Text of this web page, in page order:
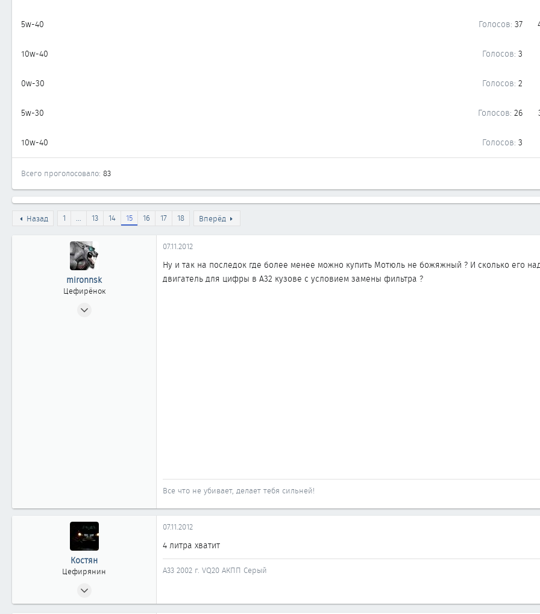
5w-40 Голосов: 37
10w-40 Голосов: 3
0w-30 Голосов: 2
5w-30 Голосов: 26
10w-40 Голосов: 3
Всего проголосовало 83
Назад 1 ... 13 14 15 16 17 18 Вперёд
mironnsk
Цефирёнок
07.11.2012
Ну и так на последок где более менее можно купить Мотюль не божяжный ? И сколько его
двигатель для цифры в А32 кузове с условием замены фильтра ?
Все что не убивает, делает тебя сильней!
Костян
Цефирянин
479
07.11.2012
4 литра хватит
A33 2002 г. VQ20 АКПП Серый